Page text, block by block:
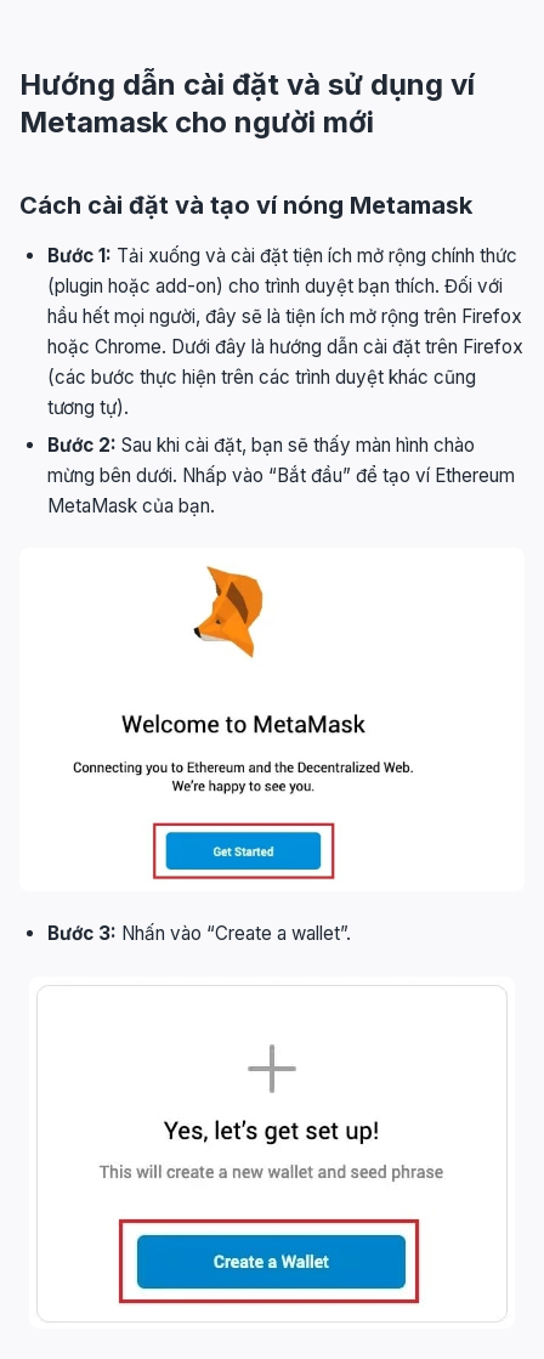
Hướng dẫn cài đặt và sử dụng ví
Metamask cho người mới
Cách cài đặt và tạo ví nóng Metamask
Bước 1: Tải xuống và cài đặt tiện ích mở rộng chính thức
(plugin hoặc add-on) cho trình duyệt bạn thích. Đối với
hầu hết mọi người, đây sẽ là tiện ích mở rộng trên Firefox
hoặc Chrome. Dưới đây là hướng dẫn cài đặt trên Firefox
(các bước thực hiện trên các trình duyệt khác cũng
tương tự).
Bước 2: Sau khi cài đặt, bạn sẽ thấy màn hình chào
mừng bên dưới. Nhấp vào “Bắt đầu” để tạo ví Ethereum
MetaMask của bạn.
Bước 3: Nhấn vào “Create a wallet”.